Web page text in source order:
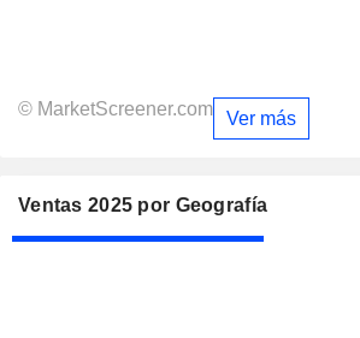
© MarketScreener.com Ver más
Ventas 2025 por Geografía